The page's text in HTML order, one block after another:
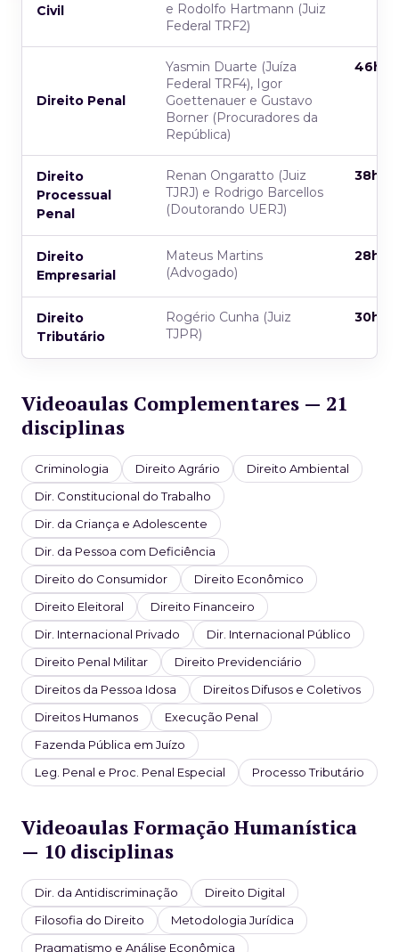
Civil
e Rodolfo Hartmann (Juiz
Federal TRF2)
Direito Penal
Yasmin Duarte (Juíza
Federal TRF4), Igor
Goettenauer e Gustavo
Borner (Procuradores da
República)
46h
Direito
Processual
Penal
Renan Ongaratto (Juiz
TJRJ) e Rodrigo Barcellos
(Doutorando UERJ)
38h
Direito
Empresarial
Mateus Martins
(Advogado)
28h
Direito
Tributário
Rogério Cunha (Juiz
TJPR)
30h
Videoaulas Complementares — 21
disciplinas
Criminologia Direito Agrário
Direito Ambiental
Dir. Constitucional do Trabalho
Dir. da Criança e Adolescente
Dir. da Pessoa com Deficiência
Direito do Consumidor
Direito Econômico
Direito Eleitoral
Direito Financeiro
Dir. Internacional Privado
Dir. Internacional Público
Direito Penal Militar
Direito Previdenciário
Direitos da Pessoa Idosa
Direitos Difusos e Coletivos
Direitos Humanos
Execução Penal
Fazenda Pública em Juízo
Leg. Penal e Proc. Penal Especial
Processo Tributário
Videoaulas Formação Humanística
— 10 disciplinas
Dir. da Antidiscriminação
Direito Digital
Filosofia do Direito
Metodologia Jurídica
Pragmatismo e Análise Econômica